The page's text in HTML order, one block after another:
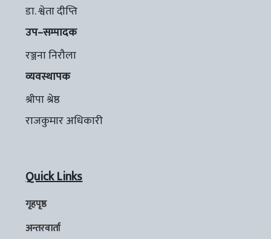
डा. श्वेता दीप्ति
उप–सम्पादक
रञ्जना निरौला
व्यवस्थापक
श्रीपा श्रेष्ठ
राजकुमार अधिकारी
Quick Links
गृहपृष्ठ
अन्तरवार्ता